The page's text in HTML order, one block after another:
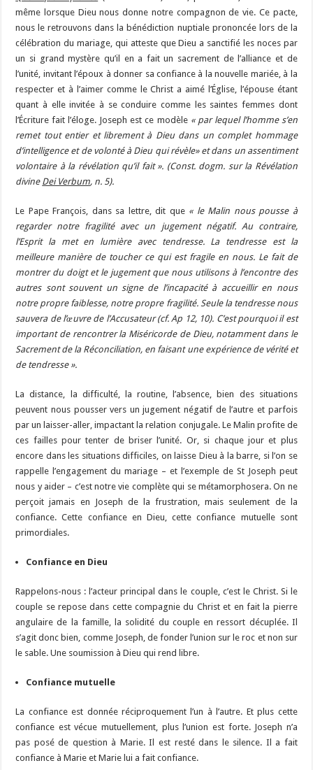
même lorsque Dieu nous donne notre compagnon de vie. Ce pacte,
nous le retrouvons dans la bénédiction nuptiale prononcée lors de la
célébration du mariage, qui atteste que Dieu a sanctifié les noces par
un si grand mystère qu’il en a fait un sacrement de l’alliance et de
l’unité, invitant l’époux à donner sa confiance à la nouvelle mariée, à la
respecter et à l’aimer comme le Christ a aimé l’Église, l’épouse étant
quant à elle invitée à se conduire comme les saintes femmes dont
l’Écriture fait l’éloge. Joseph est ce modèle « par lequel l’homme s’en
remet tout entier et librement à Dieu dans un complet hommage
d’intelligence et de volonté à Dieu qui révèle» et dans un assentiment
volontaire à la révélation qu’il fait ». (Const. dogm. sur la Révélation
divine Dei Verbum, n. 5).
Le Pape François, dans sa lettre, dit que « le Malin nous pousse à
regarder notre fragilité avec un jugement négatif. Au contraire,
l’Esprit la met en lumière avec tendresse. La tendresse est la
meilleure manière de toucher ce qui est fragile en nous. Le fait de
montrer du doigt et le jugement que nous utilisons à l’encontre des
autres sont souvent un signe de l’incapacité à accueillir en nous
notre propre faiblesse, notre propre fragilité. Seule la tendresse nous
sauvera de l’œuvre de l’Accusateur (cf. Ap 12, 10). C’est pourquoi il est
important de rencontrer la Miséricorde de Dieu, notamment dans le
Sacrement de la Réconciliation, en faisant une expérience de vérité et
de tendresse ».
La distance, la difficulté, la routine, l’absence, bien des situations
peuvent nous pousser vers un jugement négatif de l’autre et parfois
par un laisser-aller, impactant la relation conjugale. Le Malin profite de
ces failles pour tenter de briser l’unité. Or, si chaque jour et plus
encore dans les situations difficiles, on laisse Dieu à la barre, si l’on se
rappelle l’engagement du mariage – et l’exemple de St Joseph peut
nous y aider – c’est notre vie complète qui se métamorphosera. On ne
perçoit jamais en Joseph de la frustration, mais seulement de la
confiance. Cette confiance en Dieu, cette confiance mutuelle sont
primordiales.
Confiance en Dieu
Rappelons-nous : l’acteur principal dans le couple, c’est le Christ. Si le
couple se repose dans cette compagnie du Christ et en fait la pierre
angulaire de la famille, la solidité du couple en ressort décuplée. Il
s’agit donc bien, comme Joseph, de fonder l’union sur le roc et non sur
le sable. Une soumission à Dieu qui rend libre.
Confiance mutuelle
La confiance est donnée réciproquement l’un à l’autre. Et plus cette
confiance est vécue mutuellement, plus l’union est forte. Joseph n’a
pas posé de question à Marie. Il est resté dans le silence. Il a fait
confiance à Marie et Marie lui a fait confiance.